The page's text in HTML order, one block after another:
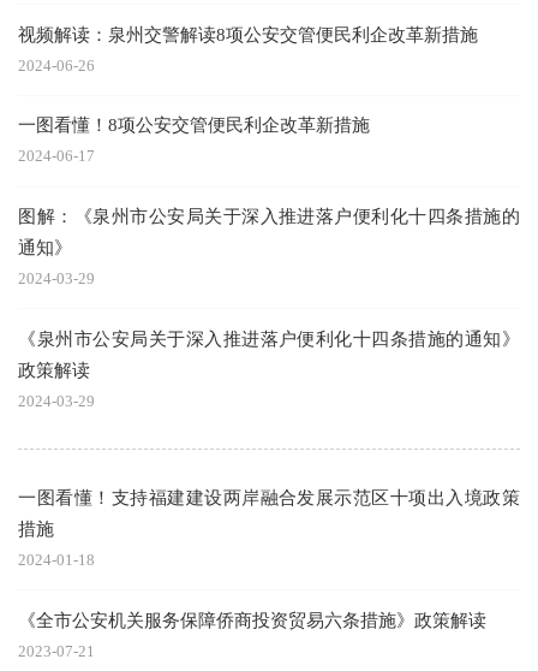
视频解读：泉州交警解读8项公安交管便民利企改革新措施
2024-06-26
一图看懂！8项公安交管便民利企改革新措施
2024-06-17
图解：《泉州市公安局关于深入推进落户便利化十四条措施的
通知》
2024-03-29
《泉州市公安局关于深入推进落户便利化十四条措施的通知》
政策解读
2024-03-29
一图看懂！支持福建建设两岸融合发展示范区十项出入境政策
措施
2024-01-18
《全市公安机关服务保障侨商投资贸易六条措施》政策解读
2023-07-21